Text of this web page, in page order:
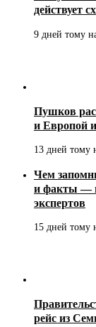
действует
9 дней тому
Пушков
и Европой
13 дней тому
Чем
и факты —
экспертов
15 дней тому
рейс из